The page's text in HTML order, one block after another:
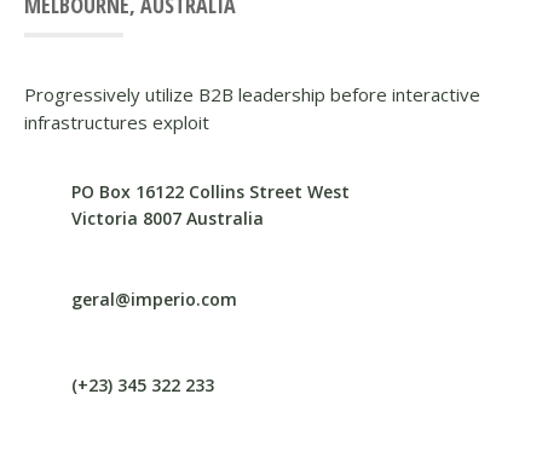
Progressively utilize B2B leadership before interactive
infrastructures exploit
PO Box 16122 Collins Street West
Victoria 8007 Australia
geral@imperio.com
(+23) 345 322 233